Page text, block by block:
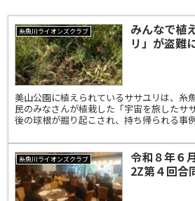
糸魚川ライオンズクラブ
みんなで植
リ」が盗難
美山公園に植えられているササユリは、糸
民のみなさんが植栽した「宇宙を旅したサ
後の球根が掘り起こされ、持ち帰られる事
糸魚川ライオンズクラブ
令和８年６
2Z第４回